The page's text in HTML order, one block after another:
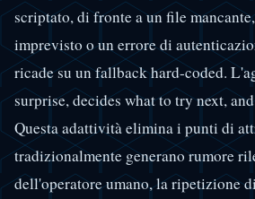
scriptato, di fronte a un file
imprevisto o un errore di
ricade su un fallback hard-coded.
surprise, decides what to try next,
Questa adattività elimina i punti di
tradizionalmente generano rumore
dell'operatore umano, la ripetizione